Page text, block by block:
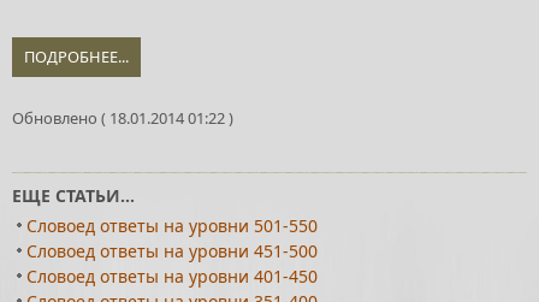
ПОДРОБНЕЕ...
Обновлено ( 18.01.2014 01:22 )
ЕЩЕ СТАТЬИ...
Словоед ответы на уровни 501-550
Словоед ответы на уровни 451-500
Словоед ответы на уровни 401-450